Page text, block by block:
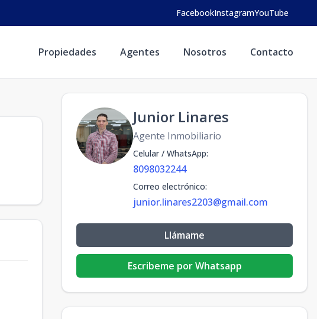
FacebookInstagramYouTube
Propiedades Agentes Nosotros Contacto
Junior Linares
Agente Inmobiliario
Celular / WhatsApp:
8098032244
Correo electrónico:
junior.linares2203@gmail.com
Llámame
Escribeme por Whatsapp